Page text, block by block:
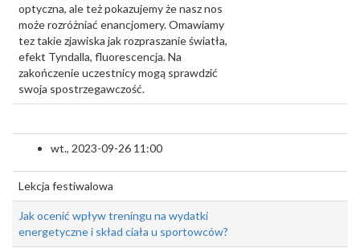
optyczna, ale też pokazujemy że nasz nos
może rozróżniać enancjomery. Omawiamy
tez takie zjawiska jak rozpraszanie światła,
efekt Tyndalla, fluorescencja. Na
zakończenie uczestnicy mogą sprawdzić
swoja spostrzegawczość.
wt., 2023-09-26 11:00
Lekcja festiwalowa
Jak ocenić wpływ treningu na wydatki
energetyczne i skład ciała u sportowców?